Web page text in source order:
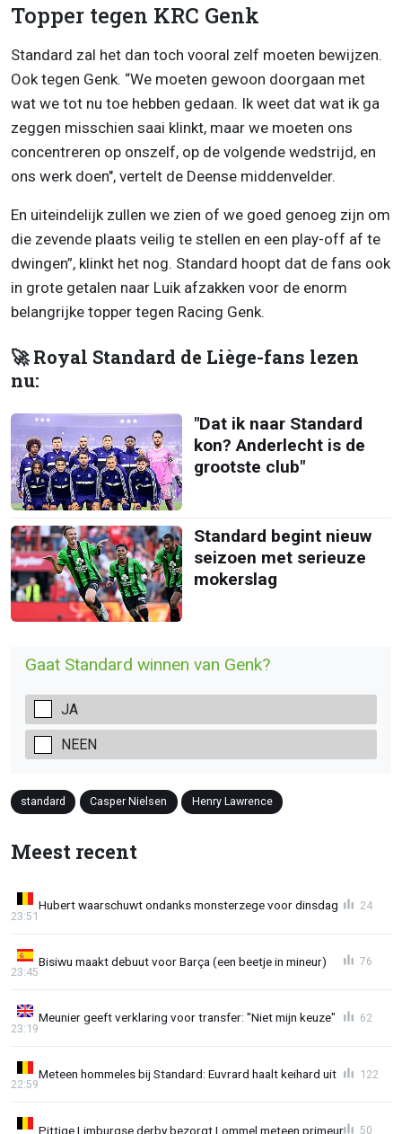
Topper tegen KRC Genk
Standard zal het dan toch vooral zelf moeten bewijzen.
Ook tegen Genk. “We moeten gewoon doorgaan met
wat we tot nu toe hebben gedaan. Ik weet dat wat ik ga
zeggen misschien saai klinkt, maar we moeten ons
concentreren op onszelf, op de volgende wedstrijd, en
ons werk doen", vertelt de Deense middenvelder.
En uiteindelijk zullen we zien of we goed genoeg zijn om
die zevende plaats veilig te stellen en een play-off af te
dwingen”, klinkt het nog. Standard hoopt dat de fans ook
in grote getalen naar Luik afzakken voor de enorm
belangrijke topper tegen Racing Genk.
🚀 Royal Standard de Liège-fans lezen
nu:
"Dat ik naar Standard
kon? Anderlecht is de
grootste club"
Standard begint nieuw
seizoen met serieuze
mokerslag
Gaat Standard winnen van Genk?
JA
NEEN
standard Casper Nielsen Henry Lawrence
Meest recent
Hubert waarschuwt ondanks monsterzege voor dinsdag
23:51
24
Bisiwu maakt debuut voor Barça (een beetje in mineur)
23:45
76
Meunier geeft verklaring voor transfer: "Niet mijn keuze"
23:19
62
Meteen hommeles bij Standard: Euvrard haalt keihard uit
22:59
122
Pittige Limburgse derby bezorgt Lommel meteen primeur 50